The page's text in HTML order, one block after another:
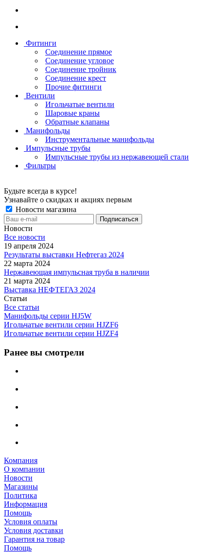
Фитинги
Соединение прямое
Соединение угловое
Соединение тройник
Соединение крест
Прочие фитинги
Вентили
Игольчатые вентили
Шаровые краны
Обратные клапаны
Манифольды
Инструментальные манифольды
Импульсные трубы
Импульсные трубы из нержавеющей стали
Фильтры
Будьте всегда в курсе!
Узнавайте о скидках и акциях первым
Новости магазина
Новости
Все новости
19 апреля 2024
Результаты выставки Нефтегаз 2024
22 марта 2024
Нержавеющая импульсная труба в наличии
21 марта 2024
Выставка НЕФТЕГАЗ 2024
Статьи
Все статьи
Манифольды серии HJ5W
Игольчатые вентили серии HJZF6
Игольчатые вентили серии HJZF4
Ранее вы смотрели
Компания
О компании
Новости
Магазины
Политика
Информация
Помощь
Условия оплаты
Условия доставки
Гарантия на товар
Помощь